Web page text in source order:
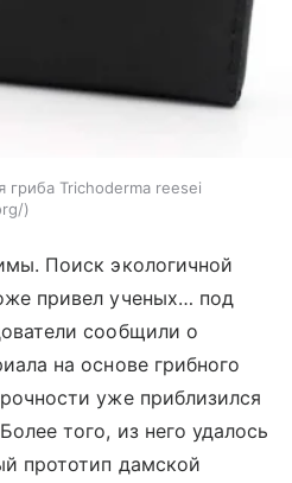
гриба Trichoderma reesei
Поиск экологичной
привел ученых… под
сообщили о
на основе грибного
уже приблизился
того, из него удалось
прототип дамской